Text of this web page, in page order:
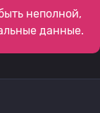
неполной,
данные.